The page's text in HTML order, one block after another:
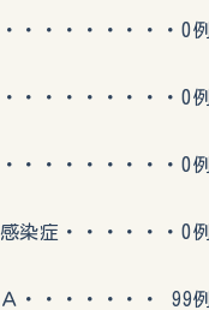
・・・・・・・・0例
・・・・・・・・0例
・・・・・・・・0例
染症・・・・・・0例
・・・・・・・ 99例